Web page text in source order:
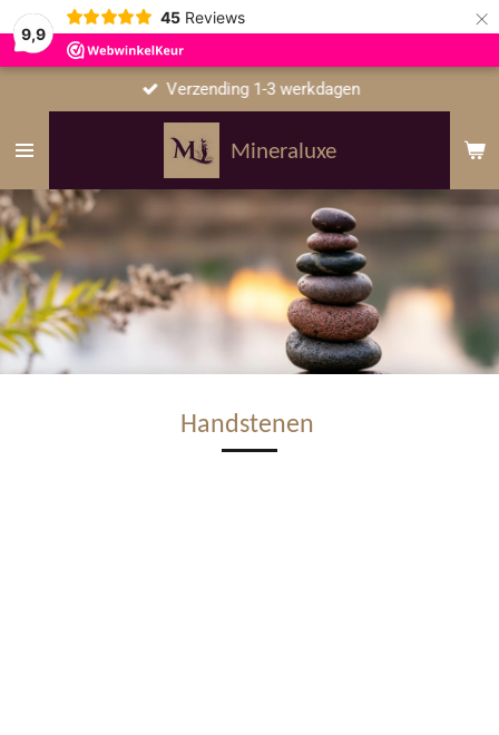
9,9
45 Reviews ×
Mineraluxe
Verzending 1-3 werkdagen
Handstenen